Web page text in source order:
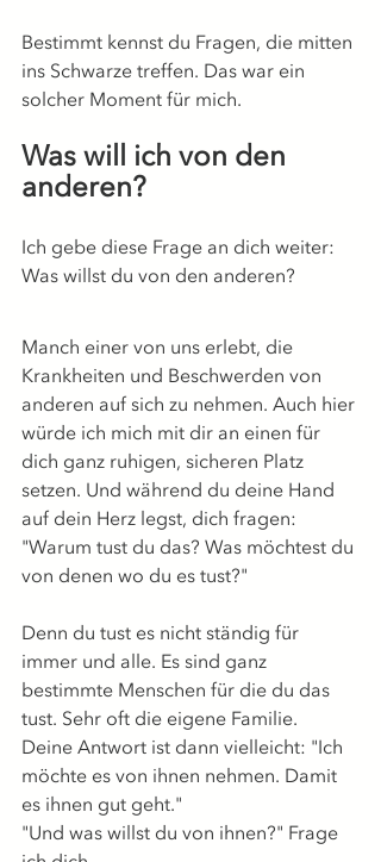
Bestimmt kennst du Fragen, die mitten
ins Schwarze treffen. Das war ein
solcher Moment für mich.
Was will ich von den
anderen?
Ich gebe diese Frage an dich weiter:
Was willst du von den anderen?
Manch einer von uns erlebt, die
Krankheiten und Beschwerden von
anderen auf sich zu nehmen. Auch hier
würde ich mich mit dir an einen für
dich ganz ruhigen, sicheren Platz
setzen. Und während du deine Hand
auf dein Herz legst, dich fragen:
"Warum tust du das? Was möchtest du
von denen wo du es tust?"
Denn du tust es nicht ständig für
immer und alle. Es sind ganz
bestimmte Menschen für die du das
tust. Sehr oft die eigene Familie.
Deine Antwort ist dann vielleicht: "Ich
möchte es von ihnen nehmen. Damit
es ihnen gut geht."
"Und was willst du von ihnen?" Frage